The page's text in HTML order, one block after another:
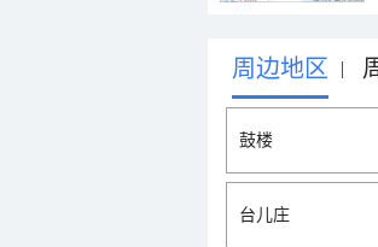
周边地区 |
鼓楼
台儿庄